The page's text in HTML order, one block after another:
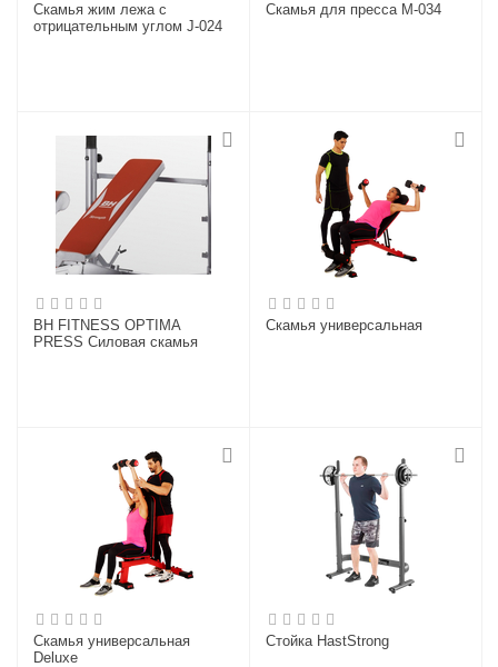
Скамья жим лежа с
отрицательным углом J-024
Скамья для пресса M-034
BH FITNESS OPTIMA
PRESS Силовая скамья
Скамья универсальная
Скамья универсальная
Deluxe
Стойка HastStrong